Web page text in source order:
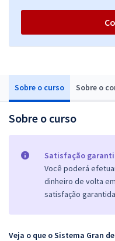
Sobre o curso Sobre o
Sobre o curso
Satisfação
Você poderá
dinheiro de volta
satisfação
Veja o que o Sistema Gran